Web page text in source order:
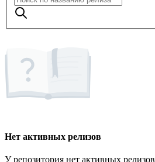
Нет активных релизов
У репозитория нет активных релизов